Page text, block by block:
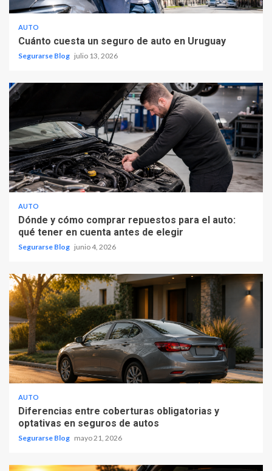
AUTO
Cuánto cuesta un seguro de auto en Uruguay
Segurarse Blog julio 13, 2026
AUTO
Dónde y cómo comprar repuestos para el auto:
qué tener en cuenta antes de elegir
Segurarse Blog junio 4, 2026
AUTO
Diferencias entre coberturas obligatorias y
optativas en seguros de autos
Segurarse Blog mayo 21, 2026